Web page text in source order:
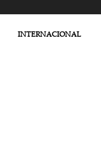
INTERNACIONAL